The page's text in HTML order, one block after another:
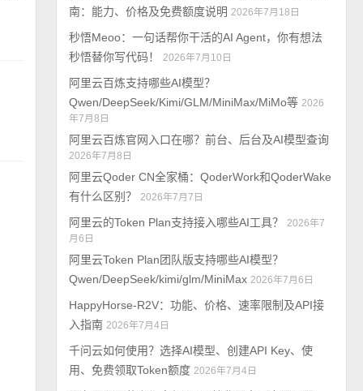
南：能力、价格及免费额度说明 2026年7月18日
秒悟Meoo：一句话帮你干活的AI Agent，你有想法
秒悟替你写代码！
2026年7月10日
阿里云百炼支持哪些AI模型？
Qwen/DeepSeek/Kimi/GLM/MiniMax/MiMo等 2026
年7月8日
阿里云百炼官网入口在哪？前台、后台及AI模型查询
2026年7月8日
阿里云Qoder CN全家桶：QoderWork和QoderWake
有什么区别？
2026年7月7日
阿里云的Token Plan支持接入哪些AI工具？
2026年7
月6日
阿里云Token Plan团队版支持哪些AI模型？
Qwen/DeepSeek/kimi/glm/MiniMax 2026年7月6日
HappyHorse-R2V：功能、价格、速率限制及API接
入指南 2026年7月4日
千问云如何使用？选择AI模型、创建API Key、使
用、免费领取Token额度 2026年7月4日